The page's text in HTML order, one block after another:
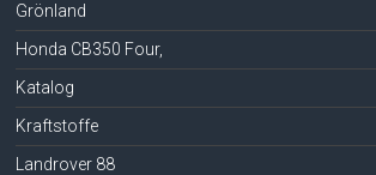
Grönland
Honda CB350 Four,
Katalog
Kraftstoffe
Landrover 88